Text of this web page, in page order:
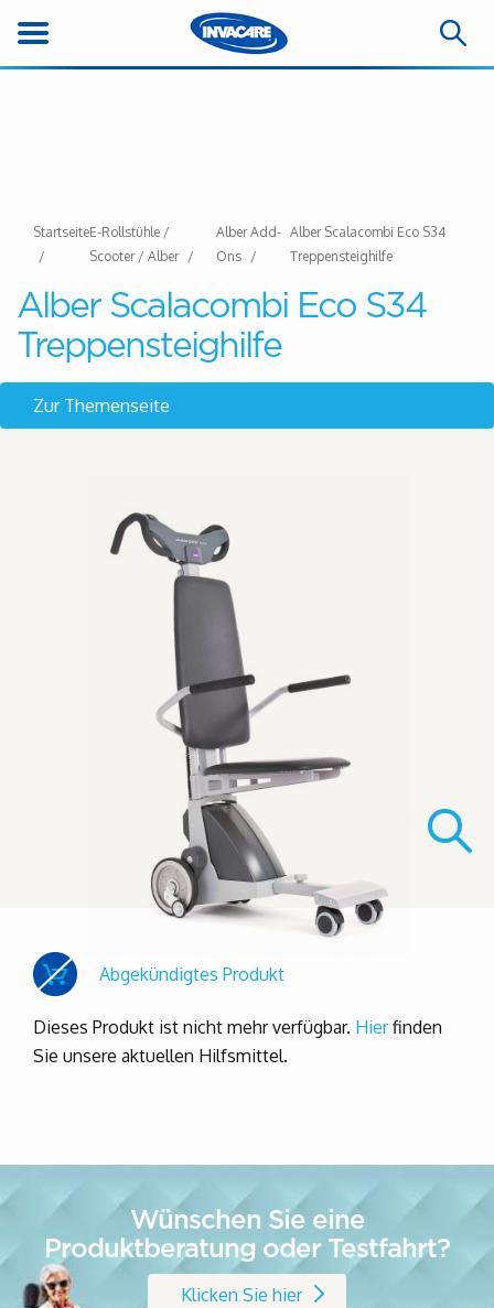
StartseiteE-Rollstühle /
Scooter / Alber
Alber Add-
Ons
Alber Scalacombi Eco S34
Treppensteighilfe
Alber Scalacombi Eco S34
Treppensteighilfe
Zur Themenseite
Abgekündigtes Produkt
Dieses Produkt ist nicht mehr verfügbar. Hierfinden
Sie unsere aktuellen Hilfsmittel.
Wünschen Sie eine
Produktberatung oder Testfahrt?
Klicken Sie hier